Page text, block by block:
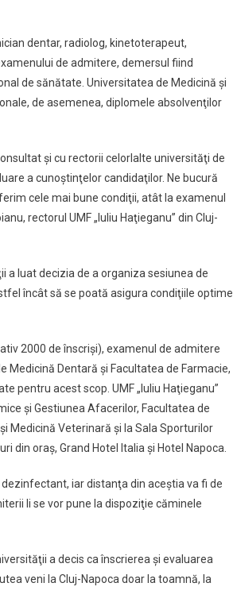
dentar, radiolog, kinetoterapeut,
de admitere, demersul fiind
de sănătate. Universitatea de Medicină şi
de asemenea, diplomele absolvenţilor
şi cu rectorii celorlalte universităţi de
a cunoştinţelor candidaţilor. Ne bucură
cele mai bune condiţii, atât la examenul
rectorul UMF „Iuliu Haţieganu” din Cluj-
a luat decizia de a organiza sesiunea de
încât să se poată asigura condiţiile optime
2000 de înscrişi), examenul de admitere
Dentară şi Facultatea de Farmacie,
pentru acest scop. UMF „Iuliu Haţieganu”
şi Gestiunea Afacerilor, Facultatea de
Medicină Veterinară şi la Sala Sporturilor
din oraş, Grand Hotel Italia şi Hotel Napoca.
iar distanţa din aceştia va fi de
li se vor pune la dispoziţie căminele
a decis ca înscrierea şi evaluarea
veni la Cluj-Napoca doar la toamnă, la